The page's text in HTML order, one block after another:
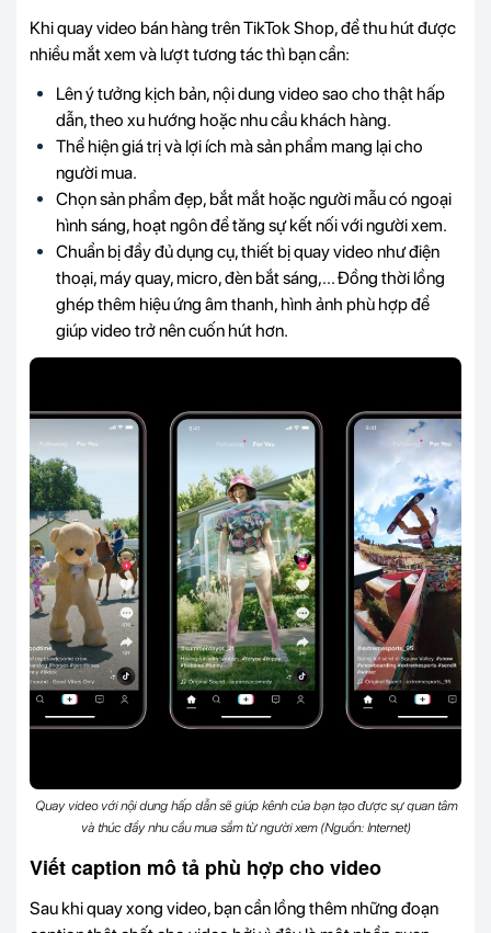
Khi quay video bán hàng trên TikTok Shop, để thu hút được
nhiều mắt xem và lượt tương tác thì bạn cần:
Lên ý tưởng kịch bản, nội dung video sao cho thật hấp
dẫn, theo xu hướng hoặc nhu cầu khách hàng.
Thể hiện giá trị và lợi ích mà sản phẩm mang lại cho
người mua.
Chọn sản phẩm đẹp, bắt mắt hoặc người mẫu có ngoại
hình sáng, hoạt ngôn để tăng sự kết nối với người xem.
Chuẩn bị đầy đủ dụng cụ, thiết bị quay video như điện
thoại, máy quay, micro, đèn bắt sáng,... Đồng thời lồng
ghép thêm hiệu ứng âm thanh, hình ảnh phù hợp để
giúp video trở nên cuốn hút hơn.
Quay video với nội dung hấp dẫn sẽ giúp kênh của bạn tạo được sự quan tâm
và thúc đẩy nhu cầu mua sắm từ người xem (Nguồn: Internet)
Viết caption mô tả phù hợp cho video
Sau khi quay xong video, bạn cần lồng thêm những đoạn